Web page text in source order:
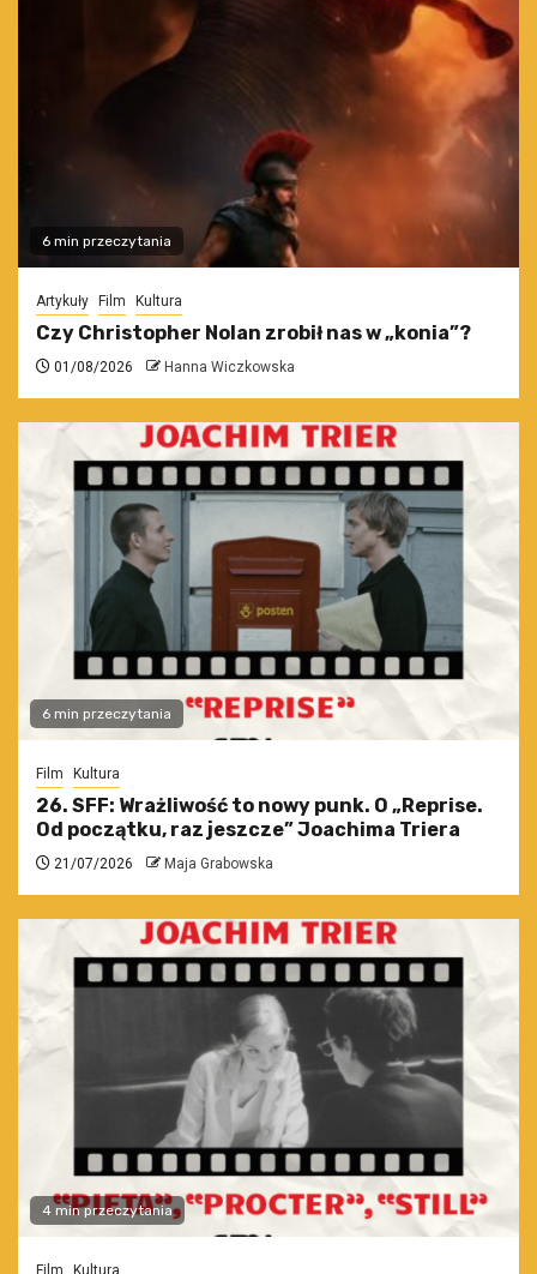
6 min przeczytania
Artykuły Film Kultura
Czy Christopher Nolan zrobił nas w „konia”?
01/08/2026 Hanna Wiczkowska
6 min przeczytania
Film Kultura
26. SFF: Wrażliwość to nowy punk. O „Reprise.
Od początku, raz jeszcze” Joachima Triera
21/07/2026 Maja Grabowska
4 min przeczytania